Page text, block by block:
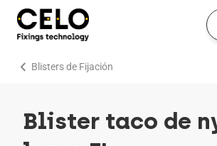
Blisters de Fijación
chevron_right
Blister taco de